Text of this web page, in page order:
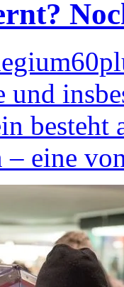
und
besteht
– eine